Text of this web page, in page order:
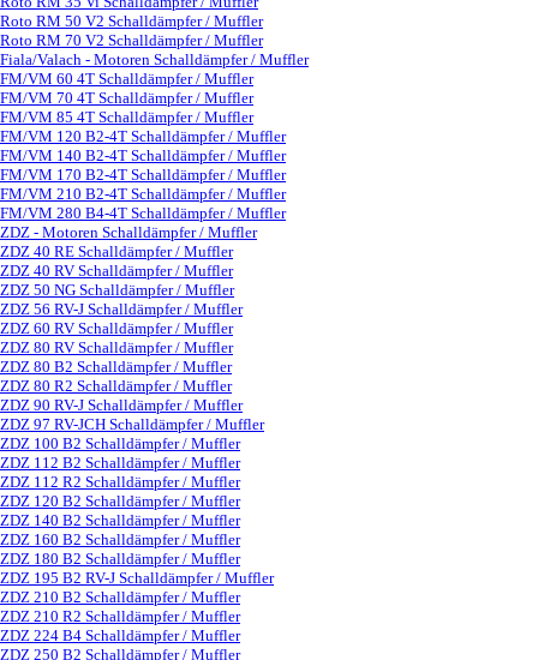
Roto RM 50 V2 Schalldämpfer / Muffler
Roto RM 70 V2 Schalldämpfer / Muffler
Fiala/Valach - Motoren Schalldämpfer / Muffler▼
FM/VM 60 4T Schalldämpfer / Muffler
FM/VM 70 4T Schalldämpfer / Muffler
FM/VM 85 4T Schalldämpfer / Muffler
FM/VM 120 B2-4T Schalldämpfer / Muffler
FM/VM 140 B2-4T Schalldämpfer / Muffler
FM/VM 170 B2-4T Schalldämpfer / Muffler
FM/VM 210 B2-4T Schalldämpfer / Muffler
FM/VM 280 B4-4T Schalldämpfer / Muffler
ZDZ - Motoren Schalldämpfer / Muffler▼
ZDZ 40 RE Schalldämpfer / Muffler
ZDZ 40 RV Schalldämpfer / Muffler
ZDZ 50 NG Schalldämpfer / Muffler
ZDZ 56 RV-J Schalldämpfer / Muffler
ZDZ 60 RV Schalldämpfer / Muffler
ZDZ 80 RV Schalldämpfer / Muffler
ZDZ 80 B2 Schalldämpfer / Muffler
ZDZ 80 R2 Schalldämpfer / Muffler
ZDZ 90 RV-J Schalldämpfer / Muffler
ZDZ 97 RV-JCH Schalldämpfer / Muffler
ZDZ 100 B2 Schalldämpfer / Muffler
ZDZ 112 B2 Schalldämpfer / Muffler
ZDZ 112 R2 Schalldämpfer / Muffler
ZDZ 120 B2 Schalldämpfer / Muffler
ZDZ 140 B2 Schalldämpfer / Muffler
ZDZ 160 B2 Schalldämpfer / Muffler
ZDZ 180 B2 Schalldämpfer / Muffler
ZDZ 195 B2 RV-J Schalldämpfer / Muffler
ZDZ 210 B2 Schalldämpfer / Muffler
ZDZ 210 R2 Schalldämpfer / Muffler
ZDZ 224 B4 Schalldämpfer / Muffler
ZDZ 250 B2 Schalldämpfer / Muffler